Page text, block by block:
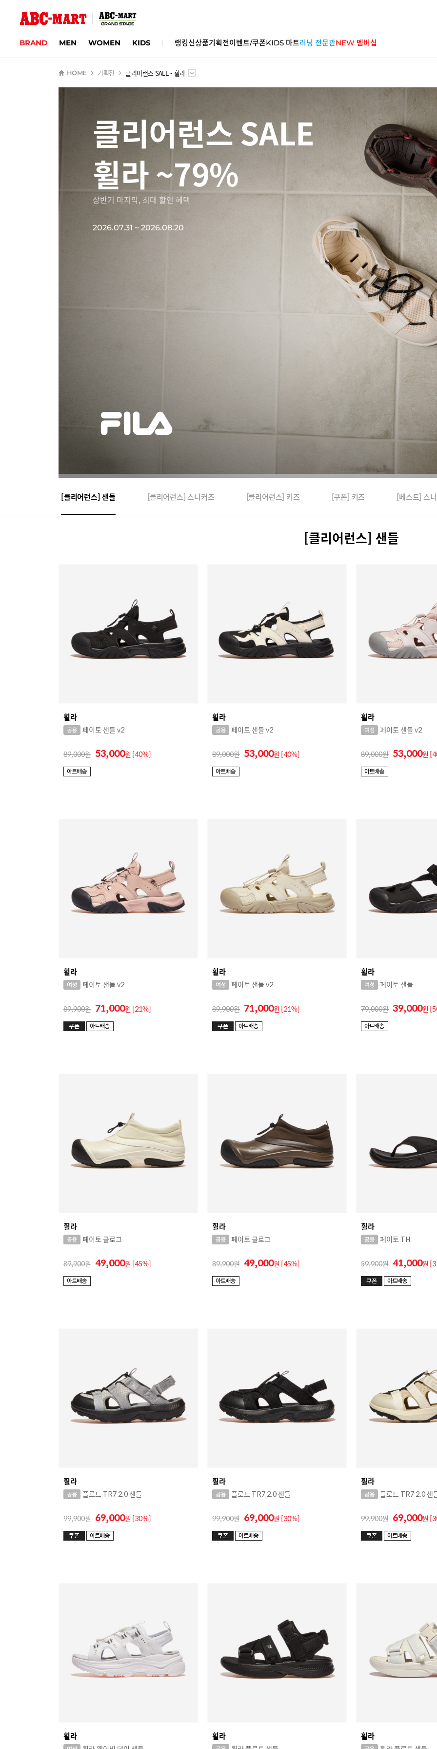
BRAND MEN WOMEN KIDS 랭킹신상품기획전이벤트/쿠폰KIDS 마트러닝 전문관NEW 멤버십
HOME 기획전 클리어런스 SALE - 휠라
클리어런스 SALE
휠라 ~79%
상반기 마지막, 최대 할인 혜택
2026.07.31 ~ 2026.08.20
[클리어런스] 샌들 [클리어런스] 스니커즈 [클리어런스] 키즈 [쿠폰] 키즈 [베스트] 스
[클리어런스] 샌들
휠라
페이토 샌들 v2
89,000 53,000원 [40%]
휠라
페이토 샌들 v2
89,000 53,000원 [40%]
휠라
페이토 샌들 v2
89,000 53,000원
휠라
페이토 샌들 v2
89,900 71,000원 [21%]
휠라
페이토 샌들 v2
89,900 71,000원 [21%]
휠라
페이토 샌들
79,000 39,000원
휠라
페이토 클로그
89,900 49,000원 [45%]
휠라
페이토 클로그
89,900 49,000원 [45%]
휠라
페이토 TH
59,900 41,000원
휠라
플로트 TR7 2.0 샌들
99,900 69,000원 [30%]
휠라
플로트 TR7 2.0 샌들
99,900 69,000원 [30%]
휠라
플로트 TR7 2.0 샌
99,900 69,000원
휠라 휠라 휠라